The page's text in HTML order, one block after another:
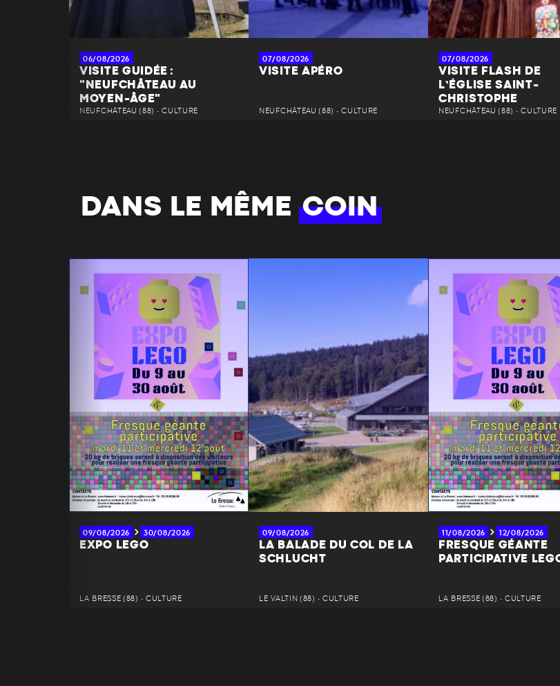
06/08/2026
VISITE GUIDÉE :
"NEUFCHÂTEAU AU
MOYEN-ÂGE"
NEUFCHÂTEAU (88) • CULTURE
07/08/2026
VISITE APÉRO
NEUFCHÂTEAU (88) • CULTURE
07/08/2026
VISITE FLASH DE
L’ÉGLISE SAINT-
CHRISTOPHE
NEUFCHÂTEAU (88) • CULTURE
DANS LE MÊMECOIN
09/08/2026 30/08/2026
EXPO LEGO
LA BRESSE (88) • CULTURE
09/08/2026
LA BALADE DU COL DE LA
SCHLUCHT
LE VALTIN (88) • CULTURE
11/08/2026 12/08/2026
FRESQUE GÉANTE
PARTICIPATIVE
LA BRESSE (88) • CULTURE